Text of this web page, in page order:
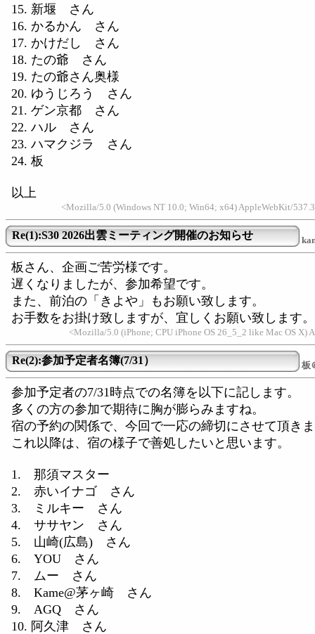
15. 新堰 さん
16. かるかん さん
17. かけだし さん
18. たの爺 さん
19. たの爺さん奥様
20. ゆうじろう さん
21. ゲン京都 さん
22. ハル さん
23. ハマクジラ さん
24. 板
以上
<Mozilla/5.0 (Windows NT 10.0; Win64; x64) AppleWebKit/
Re(1):S30 2026出雲ミーティング開催のお知らせ
板さん、企画ご苦労様です。
遅くなりましたが、参加希望です。
また、前泊の「きよや」もお願い致します。
お手数をお掛け致しますが、宜しくお願い致します。
<Mozilla/5.0 (iPhone; CPU iPhone OS 26_5_2 like Mac OS
Re(2):参加予定者名簿(7/31） 板
参加予定者の7/31時点での名簿を以下に記します。
多くの方の参加で期待に胸が膨らみますね。
宿の予約の関係で、今回で一応の締切にさせて頂き
これ以降は、宿の様子で善処したいと思います。
1. 那須マスター
2. 赤いイナゴ さん
3. ミルキー さん
4. ササヤン さん
5. 山崎(広島) さん
6. YOU さん
7. ムー さん
8. Kame@茅ヶ崎 さん
9. AGQ さん
10. 阿久津 さん